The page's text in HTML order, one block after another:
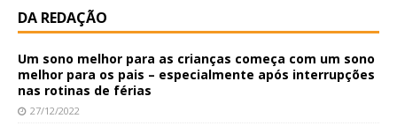
DA REDAÇÃO
Um sono melhor para as crianças começa com um sono
melhor para os pais – especialmente após interrupções
nas rotinas de férias
27/12/2022